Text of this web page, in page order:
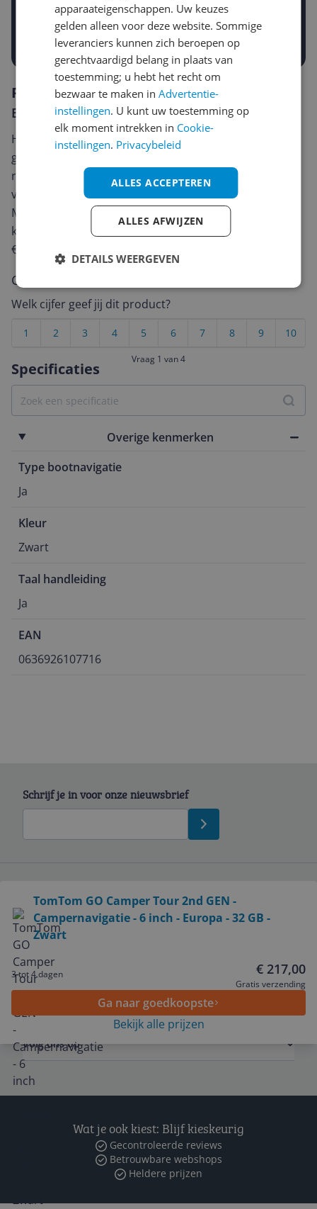
-5% -10% -15%
€
Prijsalert aanzetten
Specificaties
Overige kenmerken
Type bootnavigatie
Ja
Kleur
Zwart
Taal handleiding
Ja
EAN
0636926107716
Reviews
Er zijn nog geen reviews geschreven
Heb jij dit product in bezit en wil je graag je mening
geven? Start dan hieronder met het schrijven van je
review. Afhankelijk van de details duurt het schrijven
van een review gemiddeld tussen de 3 en 10 minuten.
Met jouw mening help je andere bezoekers een betere
keuze te maken én maak je iedere maand kans op
€250,-!
Cijfer
Welk cijfer geef jij dit product?
10
9
8
7
6
5
4
3
2
1
Vraag 1 van 4
TomTom GO Camper Tour 2nd GEN -
Campernavigatie - 6 inch - Europa - 32 GB -
Zwart
3 tot 4 dagen € 217,00
Gratis verzending
Ga naar goedkoopste
Bekijk alle prijzen
Schrijf je in voor onze nieuwsbrief
Service
Algemeen
Volg ons op
Wat je ook kiest: Blijf kieskeurig
Gecontroleerde reviews
Betrouwbare webshops
Heldere prijzen
apparaateigenschappen. Uw keuzes
gelden alleen voor deze website. Sommige
leveranciers kunnen zich beroepen op
gerechtvaardigd belang in plaats van
toestemming; u hebt het recht om
bezwaar te maken inAdvertentie-
instellingen. U kunt uw toestemming op
elk moment intrekken in Cookie-
instellingen. Privacybeleid
ALLES ACCEPTEREN
ALLES AFWIJZEN
DETAILS WEERGEVEN